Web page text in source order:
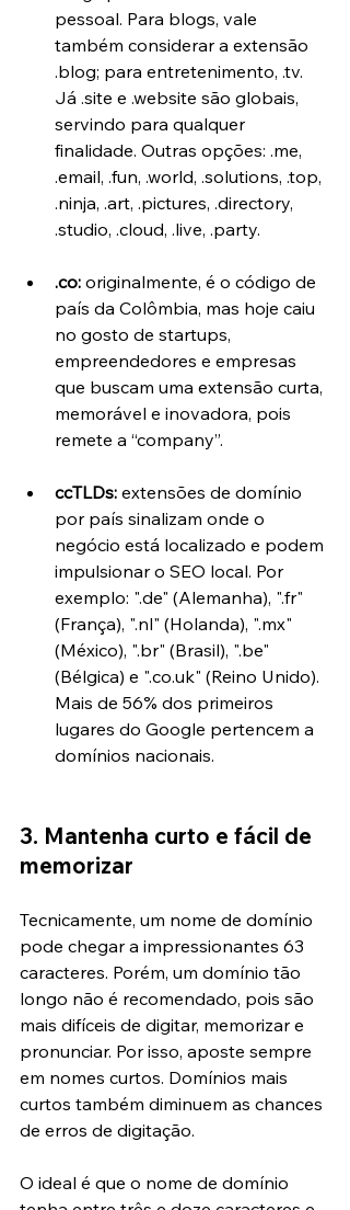
pessoal. Para blogs, vale
também considerar a extensão
.blog; para entretenimento, .tv.
Já .site e .website são globais,
servindo para qualquer
finalidade. Outras opções: .me,
.email, .fun, .world, .solutions, .top,
.ninja, .art, .pictures, .directory,
.studio, .cloud, .live, .party.
.co: originalmente, é o código de
país da Colômbia, mas hoje caiu
no gosto de startups,
empreendedores e empresas
que buscam uma extensão curta,
memorável e inovadora, pois
remete a “company”.
ccTLDs: extensões de domínio
por país sinalizam onde o
negócio está localizado e podem
impulsionar o SEO local. Por
exemplo: ".de" (Alemanha), ".fr"
(França), ".nl" (Holanda), ".mx"
(México), ".br" (Brasil), ".be"
(Bélgica) e ".co.uk" (Reino Unido).
Mais de 56% dos primeiros
lugares do Google pertencem a
domínios nacionais.
3. Mantenha curto e fácil de
memorizar
Tecnicamente, um nome de domínio
pode chegar a impressionantes 63
caracteres. Porém, um domínio tão
longo não é recomendado, pois são
mais difíceis de digitar, memorizar e
pronunciar. Por isso, aposte sempre
em nomes curtos. Domínios mais
curtos também diminuem as chances
de erros de digitação.
O ideal é que o nome de domínio